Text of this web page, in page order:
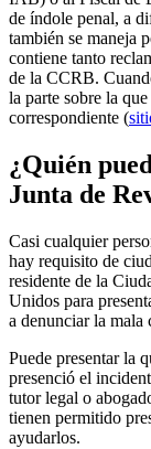
de índole penal, a
también se maneja
contiene tanto
de la CCRB.
la parte sobre la
correspondiente (
¿Quién
Junta de
Casi cualquier
hay requisito de
residente de la
Unidos para
a denunciar la mala
Puede presentar la
presenció el
tutor legal o
tienen permitido
ayudarlos.